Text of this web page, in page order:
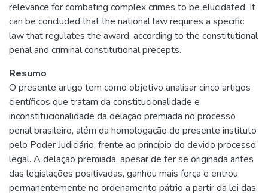
relevance for combating complex crimes to be elucidated. It
can be concluded that the national law requires a specific
law that regulates the award, according to the constitutional
penal and criminal constitutional precepts.
Resumo
O presente artigo tem como objetivo analisar cinco artigos
científicos que tratam da constitucionalidade e
inconstitucionalidade da delação premiada no processo
penal brasileiro, além da homologação do presente instituto
pelo Poder Judiciário, frente ao princípio do devido processo
legal. A delação premiada, apesar de ter se originada antes
das legislações positivadas, ganhou mais força e entrou
permanentemente no ordenamento pátrio a partir da lei das